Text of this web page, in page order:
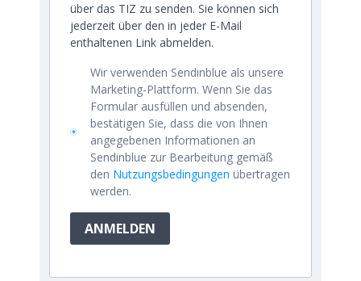
über das TIZ zu senden. Sie können sich
jederzeit über den in jeder E-Mail
enthaltenen Link abmelden.
Wir verwenden Sendinblue als unsere
Marketing-Plattform. Wenn Sie das
Formular ausfüllen und absenden,
bestätigen Sie, dass die von Ihnen
angegebenen Informationen an
Sendinblue zur Bearbeitung gemäß
den Nutzungsbedingungen übertragen
werden.
ANMELDEN